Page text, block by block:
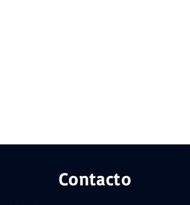
Contacto